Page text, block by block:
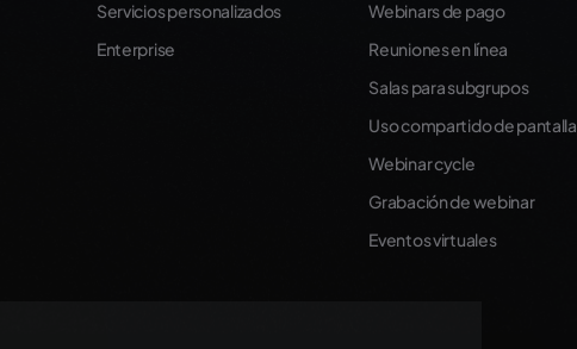
Servicios personalizados
Enterprise
Webinars de pago
Reuniones en línea
Salas para subgrupos
Uso compartido de pantalla
Webinar cycle
Grabación de webinar
Eventos virtuales